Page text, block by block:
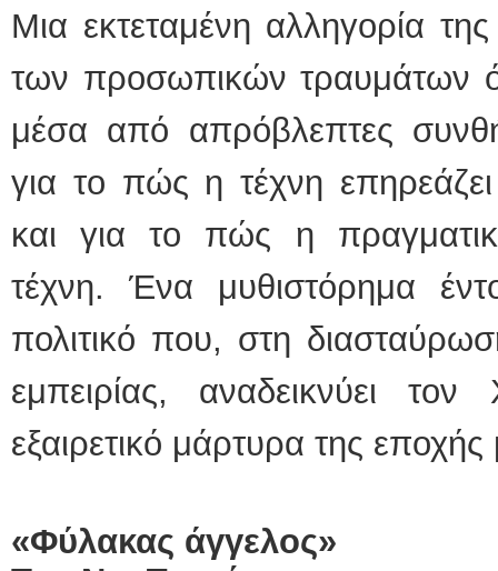
Μια εκτεταμένη αλληγορία
των προσωπικών τραυμάτων
μέσα από απρόβλεπτες
για το πώς η τέχνη
και για το πώς η
τέχνη. Ένα μυθιστόρημα
πολιτικό που, στη
εμπειρίας, αναδεικνύει
εξαιρετικό μάρτυρα της
«Φύλακας άγγελος»